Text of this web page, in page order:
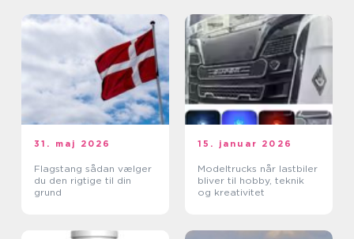
31. maj 2026
Flagstang sådan vælger
du den rigtige til din
grund
15. januar 2026
Modeltrucks når lastbiler
bliver til hobby, teknik
og kreativitet